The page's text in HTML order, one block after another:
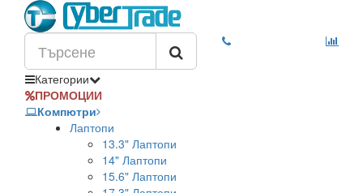
Категории
ПРОМОЦИИ
Компютри
Лаптопи
13.3" Лаптопи
14" Лаптопи
15.6" Лаптопи